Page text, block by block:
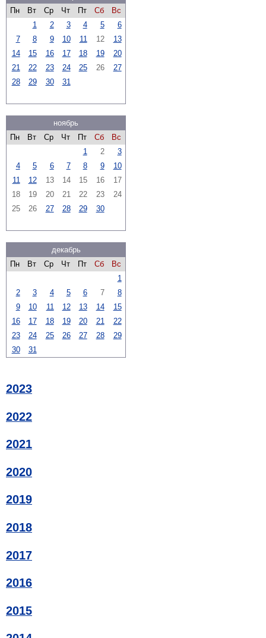
Пн
Вт Ср Чт Пт Сб
Вс
1
2 3 4 5
6
7
8 9 10 11 12
13
14
15 16 17 18 19
20
21
22 23 24 25 26
27
28
29 30 31
ноябрь
Пн
Вт Ср Чт Пт Сб
Вс
1
2
3
4
5 6 7 8 9
10
11
12 13 14 15 16
17
18
19 20 21 22 23
24
25
26 27 28 29 30
декабрь
Пн
Вт Ср Чт Пт Сб
Вс
1
2
3 4 5 6 7
8
9
10 11 12 13 14
15
16
17 18 19 20 21
22
23
24 25 26 27 28
29
30
31
2023
2022
2021
2020
2019
2018
2017
2016
2015